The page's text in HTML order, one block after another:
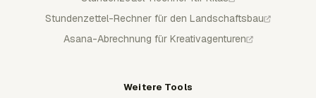
Stundenzettel-Rechner für den Landschaftsbau
Asana-Abrechnung für Kreativagenturen
Weitere Tools